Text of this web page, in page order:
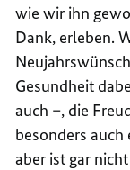
wie wir ihn
Dank, erleben.
Gesundheit
auch –, die
besonders
aber ist gar